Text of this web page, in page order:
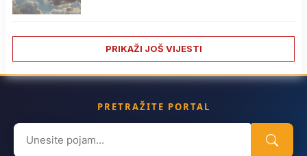
PRIKAŽI JOŠ VIJESTI
PRETRAŽITE PORTAL
Search
for: